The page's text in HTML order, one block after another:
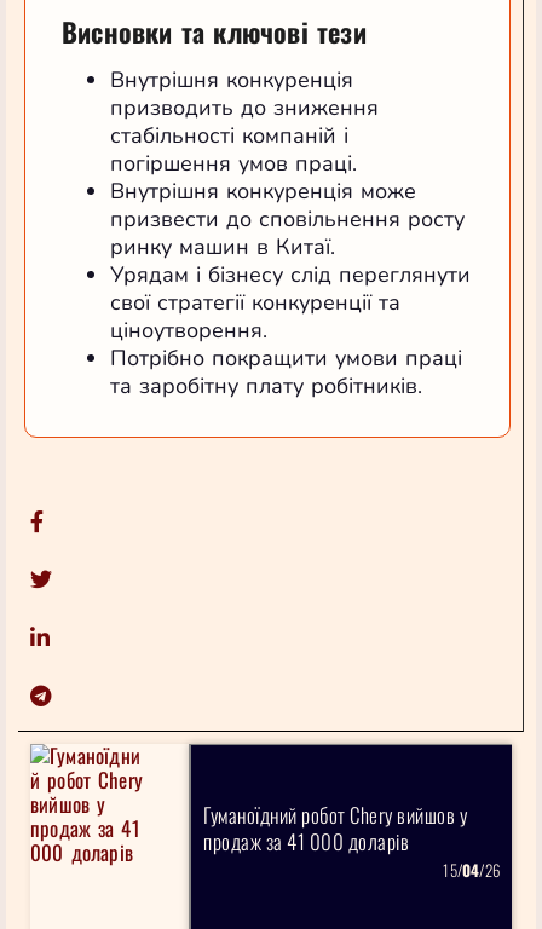
Висновки та ключові тези
Внутрішня конкуренція
призводить до зниження
стабільності компаній і
погіршення умов праці.
Внутрішня конкуренція може
призвести до сповільнення росту
ринку машин в Китаї.
Урядам і бізнесу слід переглянути
свої стратегії конкуренції та
ціноутворення.
Потрібно покращити умови праці
та заробітну плату робітників.
Гуманоїдний робот Chery вийшов у
продаж за 41 000 доларів
15/04/26